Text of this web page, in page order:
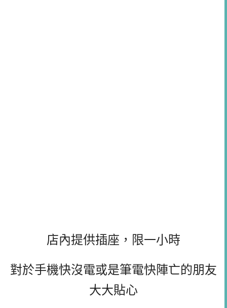
店內提供插座，限一小時
對於手機快沒電或是筆電快陣亡的朋友
大大貼心